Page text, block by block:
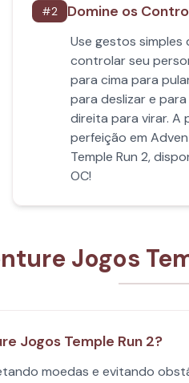
#2 Domine os
Use gestos simples
controlar seu
para cima para
para deslizar e
direita para virar. A
perfeição em
Temple Run 2,
OC!
Jogos
Jogos Temple Run 2?
moedas e evitando